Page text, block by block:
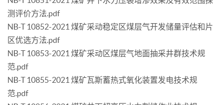
测评价方法.pdf
NB-T 10852-2021 煤矿采动稳定区煤层气开发储量评估和片
区优选方法.pdf
NB-T 10853-2021 煤矿采动区煤层气地面抽采井群技术规
范.pdf
NB-T 10855-2021 煤矿瓦斯蓄热式氧化装置发电技术规
范.pdf